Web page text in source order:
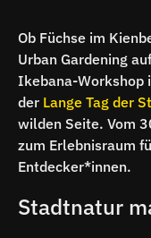
Ob Füchse im
Urban Gardening
Ikebana-Workshop
der Lange Tag der
wilden Seite. Vom
zum Erlebnisraum
Entdecker*innen.
Stadtnatur